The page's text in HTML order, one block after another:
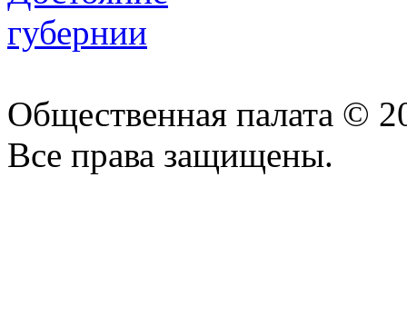
Общественная палата ©
Все права защищены.